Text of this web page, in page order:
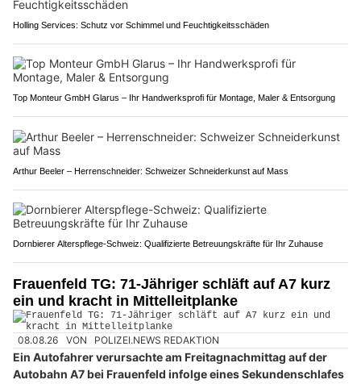
Holling Services: Schutz vor Schimmel und Feuchtigkeitsschäden
Top Monteur GmbH Glarus – Ihr Handwerksprofi für Montage, Maler & Entsorgung
Arthur Beeler – Herrenschneider: Schweizer Schneiderkunst auf Mass
Dornbierer Alterspflege-Schweiz: Qualifizierte Betreuungskräfte für Ihr Zuhause
Frauenfeld TG: 71-Jähriger schläft auf A7 kurz
ein und kracht in Mittelleitplanke
08.08.26 VON POLIZEI.NEWS REDAKTION
Ein Autofahrer verursachte am Freitagnachmittag auf der
Autobahn A7 bei Frauenfeld infolge eines Sekundenschlafes